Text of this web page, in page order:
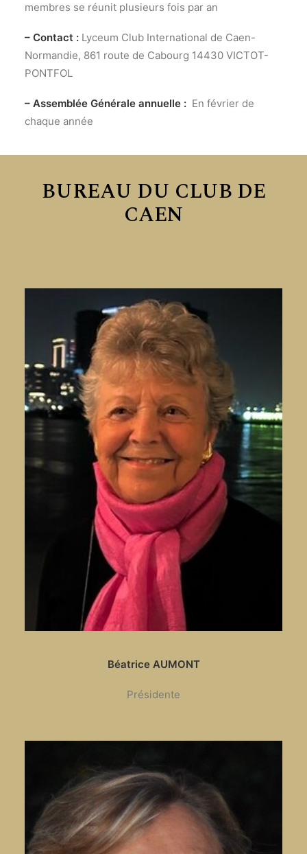
membres se réunit plusieurs fois par an
– Contact : Lyceum Club International de Caen-
Normandie, 861 route de Cabourg 14430 VICTOT-
PONTFOL
– Assemblée Générale annuelle : En février de
chaque année
BUREAU DU CLUB DE
CAEN
Béatrice AUMONT
Présidente